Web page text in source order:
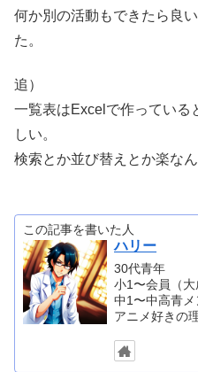
何か別の活動もできたら良
た。
追）
一覧表はExcelで作っている
しい。
検索とか並び替えとか楽な
この記事を書いた人
ハリー
30代青年
小1〜会員（
中1〜中高青
アニメ好きの